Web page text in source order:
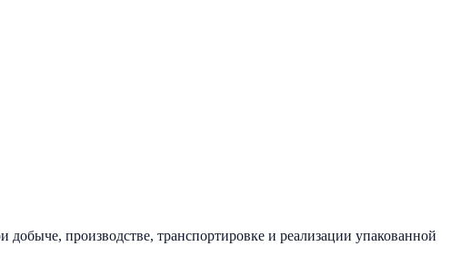
производстве, транспортировке и реализации упакованной